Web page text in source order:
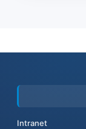
Intranet